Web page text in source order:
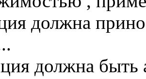
должна
должна быть